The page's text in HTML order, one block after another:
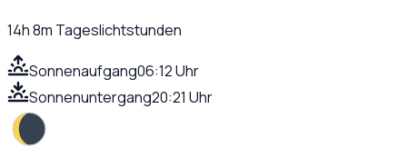
14h 8m Tageslichtstunden
Sonnenaufgang06:12 Uhr
Sonnenuntergang20:21 Uhr